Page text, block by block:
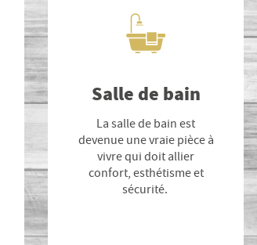
Salle de bain
La salle de bain est
devenue une vraie pièce à
vivre qui doit allier
confort, esthétisme et
sécurité.